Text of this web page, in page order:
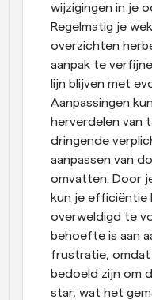
wijzigingen in je
Regelmatig je
overzichten
aanpak te
lijn blijven met
Aanpassingen
herverdelen van
dringende
aanpassen van
omvatten. Door
kun je efficiëntie
overweldigd te
behoefte is aan
frustratie, omdat
bedoeld zijn om
star, wat het